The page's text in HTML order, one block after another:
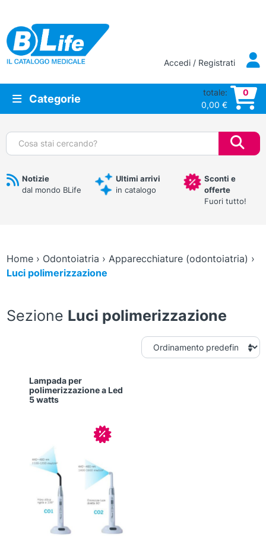
Vai al contenuto principale
Accedi / Registrati
Categorie
totale:
0,00 €
0
Cerca:
Notizie
dal mondo BLife
Ultimi arrivi
in catalogo
Sconti e
offerte
Fuori tutto!
Home› Odontoiatria › Apparecchiature (odontoiatria) ›
Luci polimerizzazione
Sezione Luci polimerizzazione
Lampada per
polimerizzazione a Led
5 watts
In offerta!